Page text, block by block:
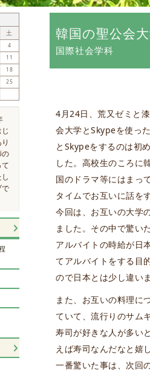
韓国の聖公会
国際社会学科
4月24日、荒又ゼミと
会大学とSkypeを使っ
とSkypeをするのは初
した。高校生のころに
国のドラマ等にはまっ
タイムでお互いに話を
今回は、お互いの大学
ました。その中で驚い
アルバイトの時給が日
てアルバイトをする目
ので日本とは少し違いま
また、お互いの料理に
ていて、流行りのサム
寿司が好きな人が多い
えば寿司なんだなと嬉
一番驚いた事は、次回
土
4
11
18
25